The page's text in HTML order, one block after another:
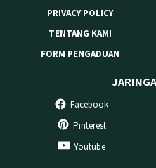
PRIVACY POLICY
TENTANG KAMI
FORM PENGADUAN
Facebook
Pinterest
Youtube